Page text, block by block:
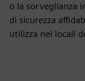
o la sorveglianza
di sicurezza
utilizza nei locali